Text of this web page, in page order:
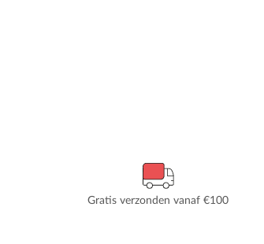
Gratis verzonden vanaf €100